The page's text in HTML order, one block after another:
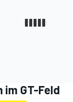
im GT-Feld